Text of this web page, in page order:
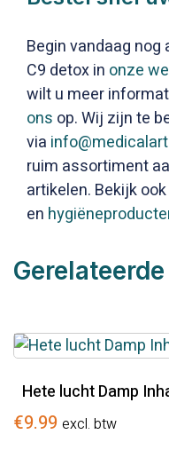
Begin vandaag nog
C9 detox in onze
wilt u meer
ons op. Wij zijn te
via
ruim assortiment
artikelen. Bekijk
en
Hete lucht Damp
€9.99 excl. btw